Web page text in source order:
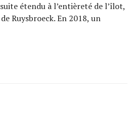
étendu à l’entièreté de l’îlot,
Ruysbroeck. En 2018, un
– Belgique